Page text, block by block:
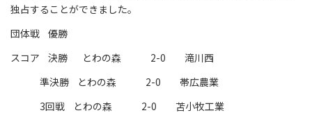
独占することができました。
団体戦 優勝
スコア 決勝 とわの森 2-0 滝川西
準決勝 とわの森 2-0 帯広農業
3回戦 とわの森 2-0 苫小牧工業